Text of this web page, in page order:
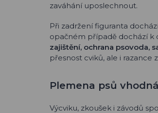
zaváhání uposlechnout.
Při zadržení figuranta
opačném případě dochází k
zajištění, ochrana psovoda,
přesnost cviků, ale i razance
Plemena psů
Výcviku, zkoušek i závodů